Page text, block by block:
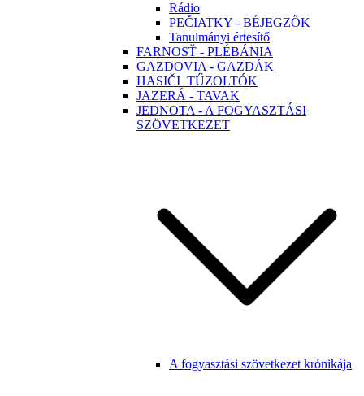
Rádio
PEČIATKY - BÉJEGZŐK
Tanulmányi értesítő
FARNOSŤ - PLÉBÁNIA
GAZDOVIA - GAZDÁK
HASIČI_TŰZOLTÓK
JAZERÁ - TAVAK
JEDNOTA - A FOGYASZTÁSI
SZÖVETKEZET
A fogyasztási szövetkezet krónikája